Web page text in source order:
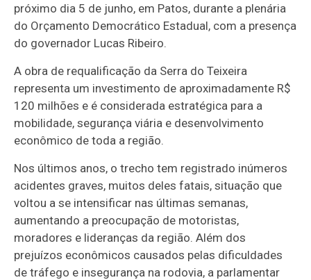
próximo dia 5 de junho, em Patos, durante a plenária
do Orçamento Democrático Estadual, com a presença
do governador Lucas Ribeiro.
A obra de requalificação da Serra do Teixeira
representa um investimento de aproximadamente R$
120 milhões e é considerada estratégica para a
mobilidade, segurança viária e desenvolvimento
econômico de toda a região.
Nos últimos anos, o trecho tem registrado inúmeros
acidentes graves, muitos deles fatais, situação que
voltou a se intensificar nas últimas semanas,
aumentando a preocupação de motoristas,
moradores e lideranças da região. Além dos
prejuízos econômicos causados pelas dificuldades
de tráfego e insegurança na rodovia, a parlamentar